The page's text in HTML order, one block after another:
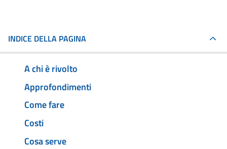
INDICE DELLA PAGINA
A chi è rivolto
Approfondimenti
Come fare
Costi
Cosa serve